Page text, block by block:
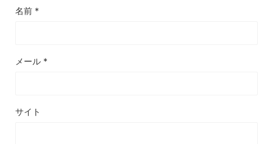
名前 *
メール *
サイト